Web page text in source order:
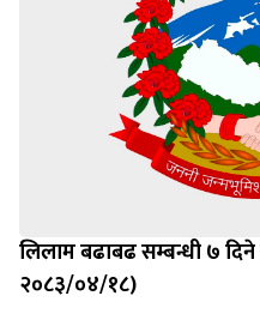
लिलाम बढाबढ सम्बन्धी ७
२०८३/०४/१८)